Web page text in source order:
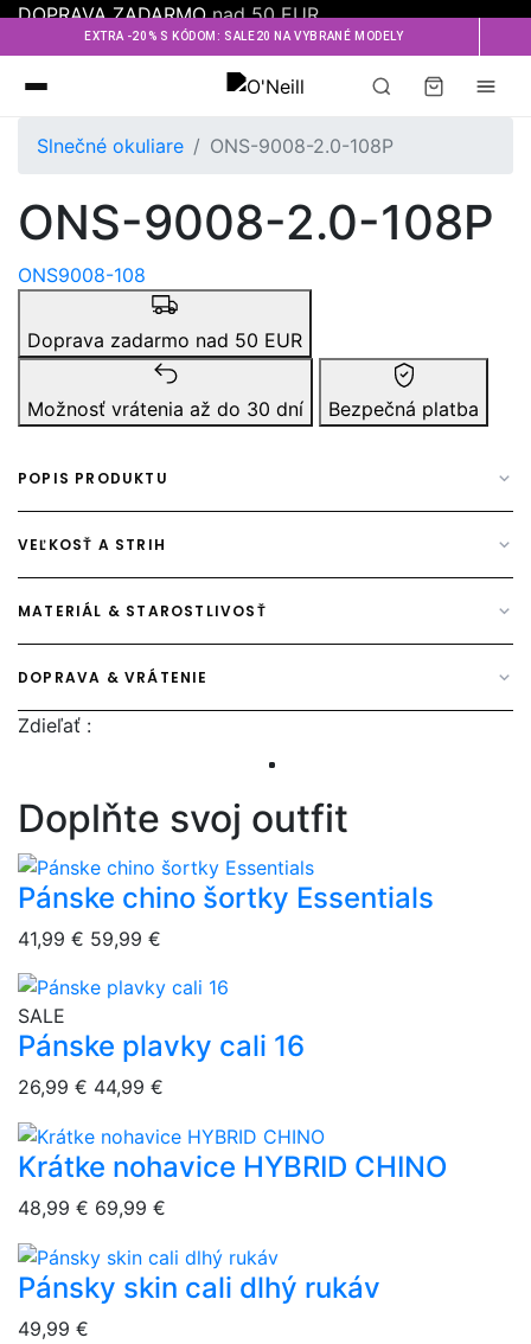
DOPRAVA ZADARMOnad 50 EUR
EXTRA -20% S KÓDOM: SALE20 NA VYBRANÉ MODELY
Oneill
Slnečné okuliare ONS-9008-2.0-108P
ONS-9008-2.0-108P
ONS9008-108
Doprava zadarmo nad 50 EUR
Možnosť vrátenia až do 30 dní Bezpečná platba
POPIS PRODUKTU
VEĽKOSŤ A STRIH
MATERIÁL & STAROSTLIVOSŤ
DOPRAVA & VRÁTENIE
Zdieľať :
Doplňte svoj outfit
overlay bg
Pánske chino šortky Essentials
41,99 € 59,99 €
overlay bg
SALE
Pánske plavky cali 16
26,99 € 44,99 €
overlay bg
Krátke nohavice HYBRID CHINO
48,99 € 69,99 €
overlay bg
Pánsky skin cali dlhý rukáv
49,99 €